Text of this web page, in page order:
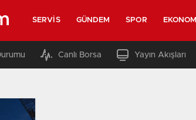
SERVIS GÜNDEM SPOR EKONOMI
Canlı Borsa Yayın Akışları